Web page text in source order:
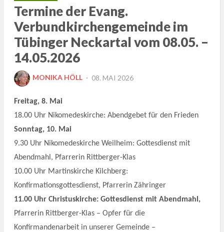
Termine der Evang.
Verbundkirchengemeinde im
Tübinger Neckartal vom 08.05. –
14.05.2026
MONIKA HÖLL
POSTED
08. MAI 2026
Freitag, 8. Mai
18.00 Uhr Nikomedeskirche: Abendgebet für den Frieden
Sonntag, 10. Mai
9.30 Uhr Nikomedeskirche Weilheim: Gottesdienst mit
Abendmahl, Pfarrerin Rittberger-Klas
10.00 Uhr Martinskirche Kilchberg:
Konfirmationsgottesdienst, Pfarrerin Zähringer
11.00 Uhr Christuskirche: Gottesdienst mit Abendmahl,
Pfarrerin Rittberger-Klas – Opfer für die
Konfirmandenarbeit in unserer Gemeinde –